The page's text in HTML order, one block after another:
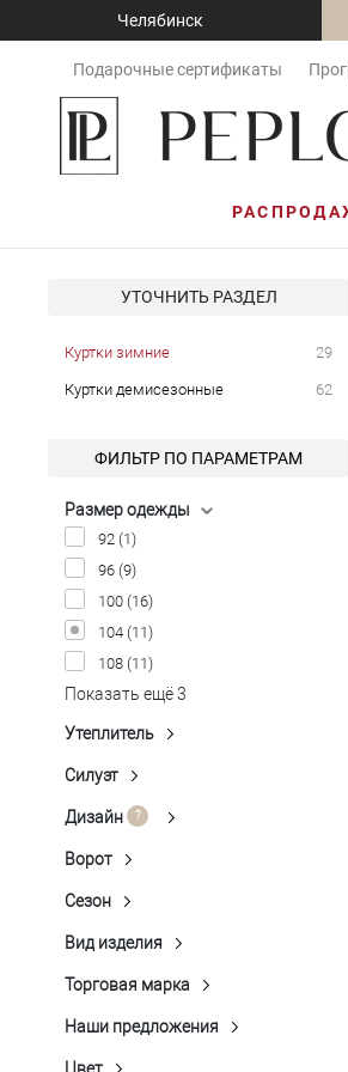
Челябинск
Подарочные сертификаты
УТОЧНИТЬ РАЗДЕЛ
Куртки зимние 29
Куртки демисезонные 62
ФИЛЬТР ПО ПАРАМЕТРАМ
Размер одежды
92 (1)
96 (9)
100 (16)
104 (11)
108 (11)
Показать ещё 3
Утеплитель
ПЭ (Текстон) 100%
ПЭ (Холлофайбер): 100%
ПЭ: 100%
СилуэтУдлиненный
Укороченный
ДизайнМикродизайн
Однотонная Гладь
ВоротКапюшон
СезонЗима
Вид изделия
Куртка(21)
Торговая марка
Peplos(21)
Наши предложения
Распродажа(18)
Цвет